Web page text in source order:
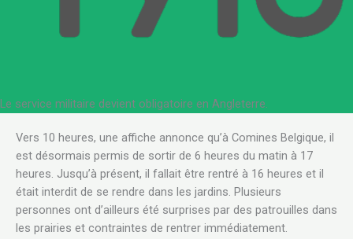
Le service militaire devient obligatoire en Angleterre.
Vers 10 heures, une affiche annonce qu’à Comines Belgique, il
est désormais permis de sortir de 6 heures du matin à 17
heures. Jusqu’à présent, il fallait être rentré à 16 heures et il
était interdit de se rendre dans les jardins. Plusieurs
personnes ont d’ailleurs été surprises par des patrouilles dans
les prairies et contraintes de rentrer immédiatement.